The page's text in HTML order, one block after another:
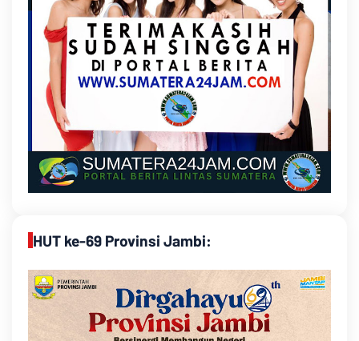
HUT ke-69 Provinsi Jambi: